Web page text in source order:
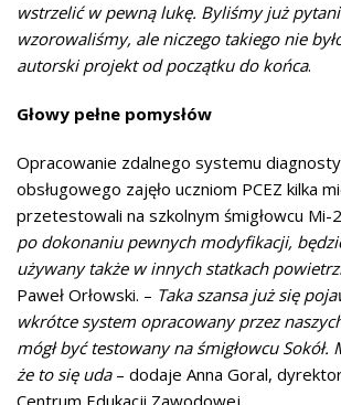
wstrzelić w pewną lukę. Byliśmy już
wzorowaliśmy, ale niczego takiego nie
autorski projekt od początku do końca.
Głowy pełne pomysłów
Opracowanie zdalnego systemu
obsługowego zajęło uczniom PCEZ kilka
przetestowali na szkolnym śmigłowcu Mi-
po dokonaniu pewnych modyfikacji,
używany także w innych statkach
Paweł Orłowski. – Taka szansa już się
wkrótce system opracowany przez
mógł być testowany na śmigłowcu Sokół.
że to się uda– dodaje Anna Goral,
Centrum Edukacji Zawodowej.